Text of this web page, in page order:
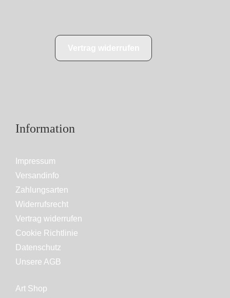
Information
Impressum
Versandinfo
Zahlungsarten
Widerrufsrecht
Vertrag widerrufen
Cookie Richtlinie
Datenschutz
Unsere AGB
Art Shop